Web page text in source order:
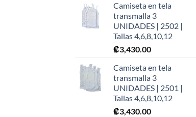
Camiseta en tela
transmalla 3
UNIDADES | 2502 |
Tallas 4,6,8,10,12
₡3,430.00
Camiseta en tela
transmalla 3
UNIDADES | 2501 |
Tallas 4,6,8,10,12
₡3,430.00